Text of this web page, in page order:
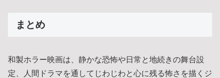
まとめ
和製ホラー映画は、静かな恐怖や日常と地続きの舞台設
定、人間ドラマを通してじわじわと心に残る怖さを描くジ